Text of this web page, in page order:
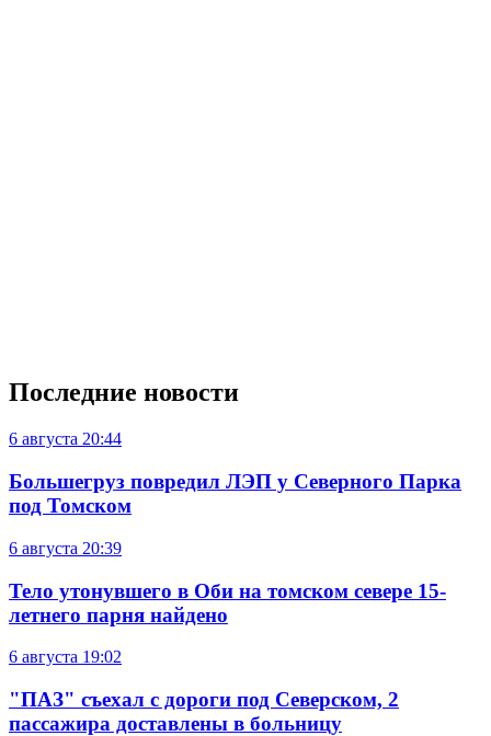
Последние новости
6 августа 20:44
Большегруз повредил ЛЭП у Северного Парка
под Томском
6 августа 20:39
Тело утонувшего в Оби на томском севере 15-
летнего парня найдено
6 августа 19:02
"ПАЗ" съехал с дороги под Северском, 2
пассажира доставлены в больницу